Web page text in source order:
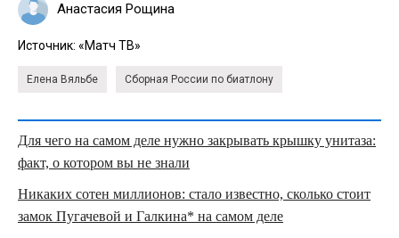
Анастасия Рощина
Источник: «Матч ТВ»
Елена Вяльбе Сборная России по биатлону
Для чего на самом деле нужно закрывать крышку унитаза:
факт, о котором вы не знали
Никаких сотен миллионов: стало известно, сколько стоит
замок Пугачевой и Галкина* на самом деле